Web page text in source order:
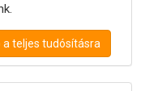
a teljes tudósításra